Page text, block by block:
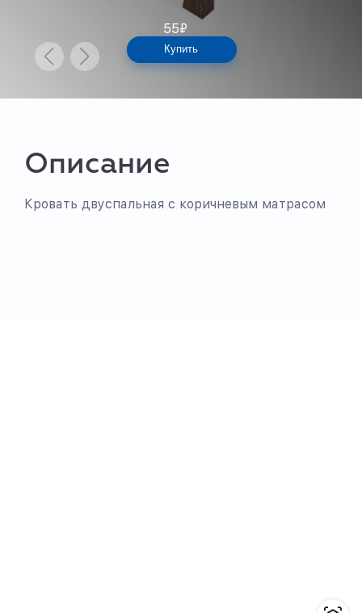
55₽
Купить
Описание
Кровать двуспальная с коричневым матрасом